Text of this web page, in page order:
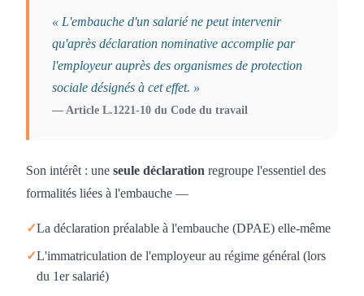
« L'embauche d'un salarié ne peut intervenir
qu'après déclaration nominative accomplie par
l'employeur auprès des organismes de protection
sociale désignés à cet effet. »
— Article L.1221-10 du Code du travail
Son intérêt : une seule déclaration regroupe l'essentiel des
formalités liées à l'embauche —
✓La déclaration préalable à l'embauche (DPAE) elle-même
✓L'immatriculation de l'employeur au régime général (lors
du 1er salarié)